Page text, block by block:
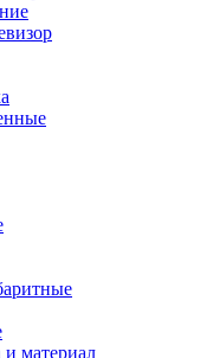
и материал